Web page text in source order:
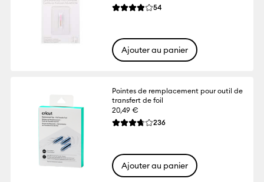
La note moyenne de ce produit est 3.9
54
Ajouter au panier
Pointes de remplacement pour outil de
transfert de foil
20,49 €
La note moyenne de ce produit est 3.7
236Reviews
Ajouter au panier